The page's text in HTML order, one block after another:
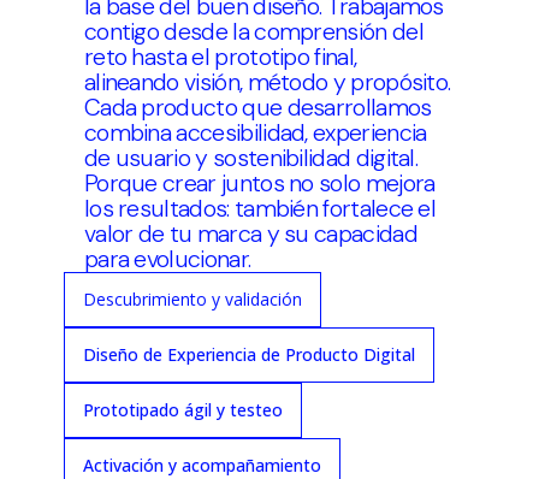
la base del buen diseño. Trabajamos
contigo desde la comprensión del
reto hasta el prototipo final,
alineando visión, método y propósito.
Cada producto que desarrollamos
combina accesibilidad, experiencia
de usuario y sostenibilidad digital.
Porque crear juntos no solo mejora
los resultados: también fortalece el
valor de tu marca y su capacidad
para evolucionar.
Descubrimiento y validación
Diseño de Experiencia de Producto Digital
Prototipado ágil y testeo
Activación y acompañamiento